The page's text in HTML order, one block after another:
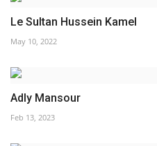
Le Sultan Hussein Kamel
May 10, 2022
Adly Mansour
Feb 13, 2023